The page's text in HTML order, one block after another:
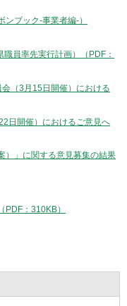
ンブック-事業者編-）
員率先実行計画）（PDF：
（3月15日開催）における
日開催）におけるご意見へ
）」に関する意見募集の結果
PDF：310KB）